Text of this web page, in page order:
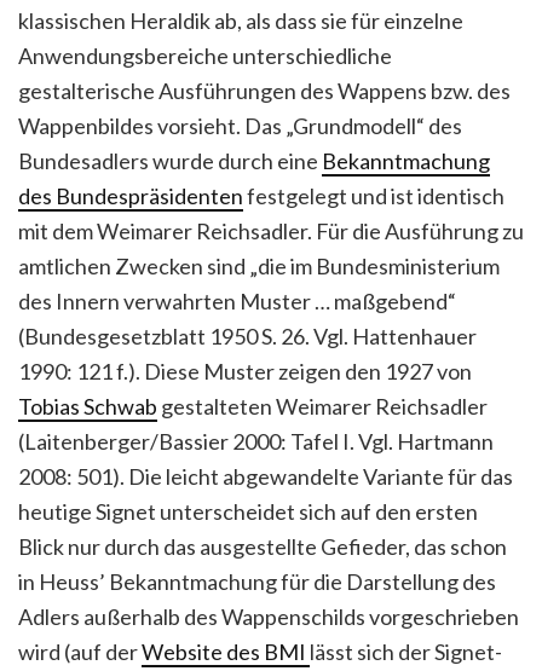
klassischen Heraldik ab, als dass sie für einzelne
Anwendungsbereiche unterschiedliche
gestalterische Ausführungen des Wappens bzw. des
Wappenbildes vorsieht. Das „Grundmodell“ des
Bundesadlers wurde durch eine Bekanntmachung
des Bundespräsidentenfestgelegt und ist identisch
mit dem Weimarer Reichsadler. Für die Ausführung zu
amtlichen Zwecken sind „die im Bundesministerium
des Innern verwahrten Muster … maßgebend“
(Bundesgesetzblatt 1950 S. 26. Vgl. Hattenhauer
1990: 121 f.). Diese Muster zeigen den 1927 von
Tobias Schwab gestalteten Weimarer Reichsadler
(Laitenberger/Bassier 2000: Tafel I. Vgl. Hartmann
2008: 501). Die leicht abgewandelte Variante für das
heutige Signet unterscheidet sich auf den ersten
Blick nur durch das ausgestellte Gefieder, das schon
in Heuss’ Bekanntmachung für die Darstellung des
Adlers außerhalb des Wappenschilds vorgeschrieben
wird (auf derWebsite des BMI lässt sich der Signet-